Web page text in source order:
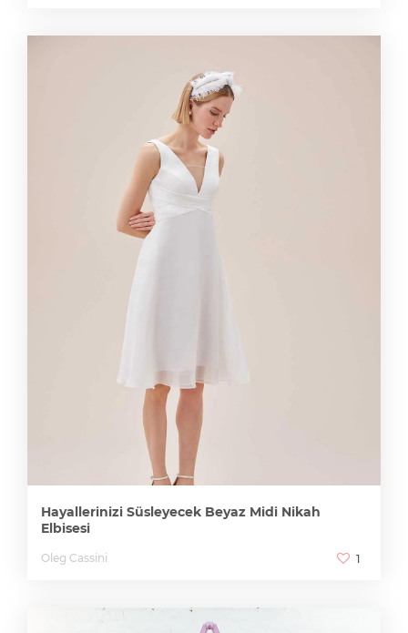
Hayallerinizi Süsleyecek Beyaz Midi Nikah
Elbisesi
Oleg Cassini 1